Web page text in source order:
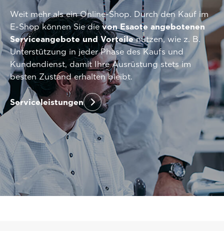
Weit mehr als ein Online-Shop. Durch den Kauf im
E-Shop können Sie dievon Esaote angebotenen
Serviceangebote und Vorteilenutzen, wie z. B.
Unterstützung in jeder Phase des Kaufs und
Kundendienst, damit Ihre Ausrüstung stets im
besten Zustand erhalten bleibt.
Serviceleistungen